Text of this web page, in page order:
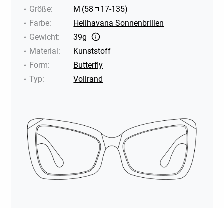
Größe: M (58 17-135)
Farbe:
Hellhavana Sonnenbrillen
Gewicht:
39g
Material:
Kunststoff
Form:
Butterfly
Typ: Vollrand